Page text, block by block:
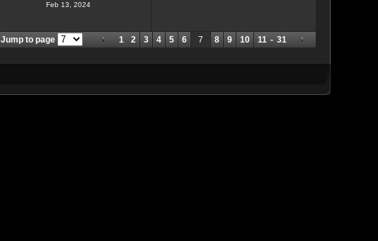
Feb 13, 2024
Jump to page 1 2 3 4 5 6 7 8 9 10 11 - 31